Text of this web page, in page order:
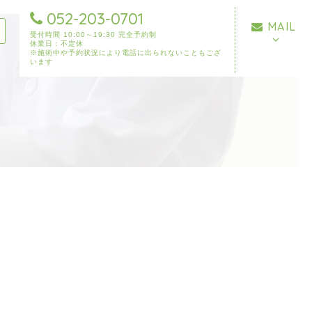
052-203-0701
受付時間 10:00～19:30 完全予約制
休業日：不定休
※施術中や予約状況により電話に出られないこともござ
います
MAIL